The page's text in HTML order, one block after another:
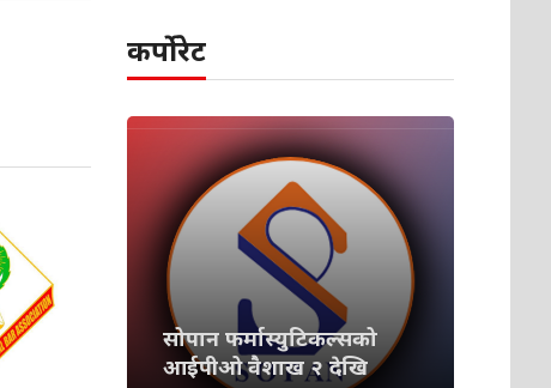
कर्पोरेट
सोपान फर्मास्युटिकल्सको
आईपीओ वैशाख २ देखि